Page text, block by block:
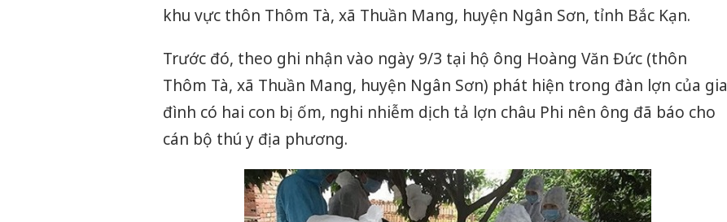
khu vực thôn Thôm Tà, xã Thuần Mang, huyện Ngân Sơn, tỉnh Bắc Kạn.
Trước đó, theo ghi nhận vào ngày 9/3 tại hộ ông Hoàng Văn Đức (thôn
Thôm Tà, xã Thuần Mang, huyện Ngân Sơn) phát hiện trong đàn lợn của gia
đình có hai con bị ốm, nghi nhiễm dịch tả lợn châu Phi nên ông đã báo cho
cán bộ thú y địa phương.